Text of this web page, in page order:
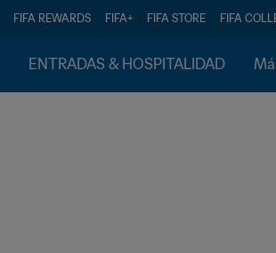
FIFA REWARDS FIFA+ FIFA STORE FIFA
ENTRADAS & HOSPITALIDAD